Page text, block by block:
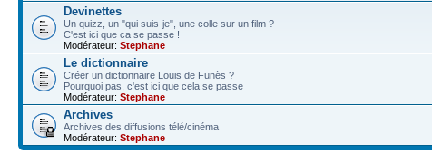
Devinettes
Un quizz, un "qui suis-je", une colle sur un film ?
C'est ici que ca se passe !
Modérateur: Stephane
Le dictionnaire
Créer un dictionnaire Louis de Funès ?
Pourquoi pas, c'est ici que cela se passe
Modérateur: Stephane
Archives
Archives des diffusions télé/cinéma
Modérateur: Stephane